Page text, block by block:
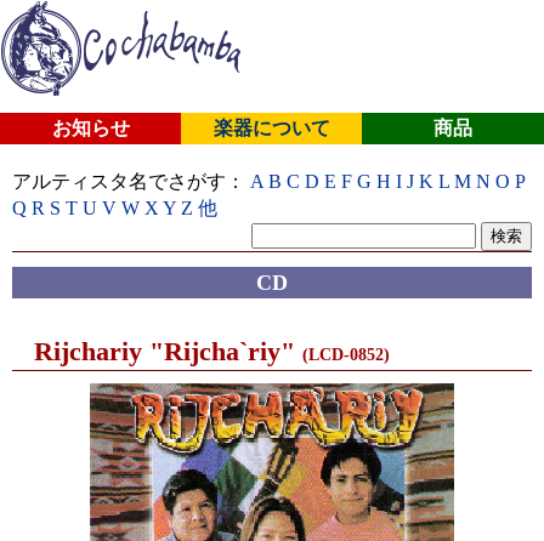
お知らせ 楽器について 商品
アルティスタ名でさがす： A B C D E F G H I J K L M N O P
Q R S T U V W X Y Z 他
CD
Rijchariy "Rijcha`riy" (LCD-0852)